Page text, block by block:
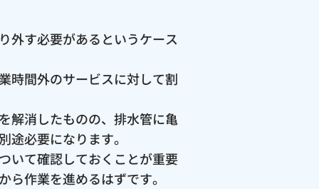
外す必要があるというケース
時間外のサービスに対して割
解消したものの、排水管に亀
必要になります。
いて確認しておくことが重要
作業を進めるはずです。